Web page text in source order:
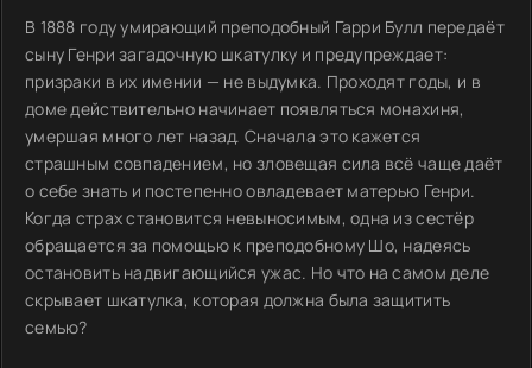
В 1888 году умирающий преподобный Гарри Булл передаёт
сыну Генри загадочную шкатулку и предупреждает:
призраки в их имении — не выдумка. Проходят годы, и в
доме действительно начинает появляться монахиня,
умершая много лет назад. Сначала это кажется
страшным совпадением, но зловещая сила всё чаще даёт
о себе знать и постепенно овладевает матерью Генри.
Когда страх становится невыносимым, одна из сестёр
обращается за помощью к преподобному Шо, надеясь
остановить надвигающийся ужас. Но что на самом деле
скрывает шкатулка, которая должна была защитить
семью?